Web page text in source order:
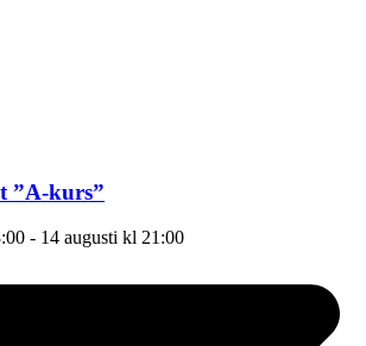
”A-kurs”
- 14 augusti kl 21:00